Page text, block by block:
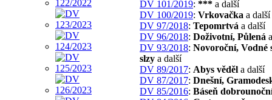
DV 101/2019: *** a další
DV 100/2019: Vrkovačka a další
DV 97/2018: Tepomrtvá a další
DV 96/2018: Doživotní, Půlená
DV 93/2018: Novoroční, Vodné
slzy a další
DV 89/2017: Abys věděl a další
DV 87/2017: Dnešní,
DV 85/2016: Báseň